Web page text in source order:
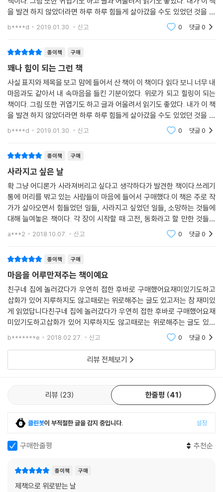
계에서 그리고 사랑할 때도 자꾸 발에 걸려 넘어집니다.
오늘도 어김없이 멘탈이 만신창이가 된 워리. 차라리 먼지처럼 흔적도 없
요. 머리를 푹 넣었습니다. 그런데… 균형을 잘못 잡아서 삐끗했는지 그만,
빨려가듯 쓰레기통 속으로 떨어져버렸어요. 통로를 따라 끝없이 떨어진 워
리! 정신을 차리고 보니 동화의 한 장면 속에 와 있었죠. 그것도 자신을 힘
들게 했던 바로 그 장면의 주인공으로요. 동화의 문을 지났더니 그때부터
자신의 마음속 여행이 시작되었지요. 그동안 힘들고 즐거웠던, 자신의 의
미 있던 기억들이 하나씩 펼쳐졌죠. 그런데 이상하게도 워리는 조금씩 마
음이 편안해지는 기분이었어요. 그렇게 계속된 여행의 마지막에, 워리는
어떻게 되었을까요?
그날의 워리처럼 오늘 하루가 버거운 이들에게 지금, 워리가 손을 내밉니
다.
“저와 함께 여행을 떠날 준비, 되셨나요?”
을 발견 하지 않았더라면 하루 하루 힘들게 살아갔을 수도 있었던 것을 그
나마 풀어준 고마운 책이기도 하다. 나에게 있어서 평생 간직 할 책인 것 같
b****d 2019.01.30. 신고 0 댓글0
종이책 구매
꽤나 힘이 되는 그런 책
사실 표지와 제목을 보고 맘에 들어서 산 책이 이 책이다 읽다 보니 너무 내
마음과도 같아서 내 속마음을 들킨 기분이었다. 위로가 되고 힐링이 되는
책이다. 그림 또한 귀엽기도 하고 글과 어울려서 읽기도 좋았다. 내가 이 책
을 발견 하지 않았더라면 하루 하루 힘들게 살아갔을 수도 있었던 것을 그
나마 풀어준 고마운 책이기도 하다. 나에게 있어서 평생 간직 할 책인 것 같
b****d 2019.01.30. 신고 0 댓글0
종이책 구매
사라지고 싶은 날
확 그냥 어디론가 사라져버리고 싶다고 생각하다가 발견한 책이다.쓰레기
통에 머리를 밖고 있는 사람들이 마음에 들어서 구매했다.이 책은 주로 작
가가 살아오면서 힘들었던 일들, 사라지고 싶었던 일들, 소망하는 것들에
대해 늘여놓은 책이다. 각 장이 시작할 때 고전, 동화라고 할 만한 것들을
패러디한 페이지가 있는데 그것이 참 마음에 들었다.그리고 주로 인간관계
a***2 2018.10.07. 신고 0 댓글0
종이책 구매
마음을 어루만져주는 책이예요
친구네 집에 놀러갔다가 우연히 접한 후바로 구매했어요재미있기도하고
삽화가 있어 지루하지도 않고때로는 위로해주는 글도 있고저는 참 재미있
게 읽었답니다친구네 집에 놀러갔다가 우연히 접한 후바로 구매했어요재
미있기도하고삽화가 있어 지루하지도 않고때로는 위로해주는 글도 있고
저는 참 재미있게 읽었답니다친구네 집에 놀러갔다가 우연히 접한 후바로
b*******e 2018.02.27. 신고 0 댓글0
리뷰 전체보기
리뷰 23 한줄평 41
클린봇이 부적절한 글을 감지 중입니다. 설정
구매한줄평 추천순
종이책 구매
제책으로 위로받는 날